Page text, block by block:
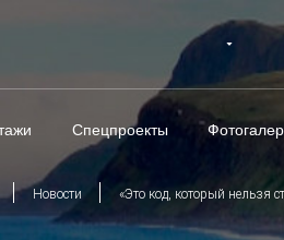
Спецпроекты
Новости «Это код, который нельзя